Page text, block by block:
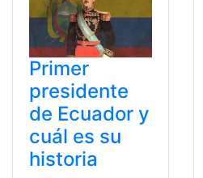
Primer
presidente
de Ecuador y
cuál es su
historia